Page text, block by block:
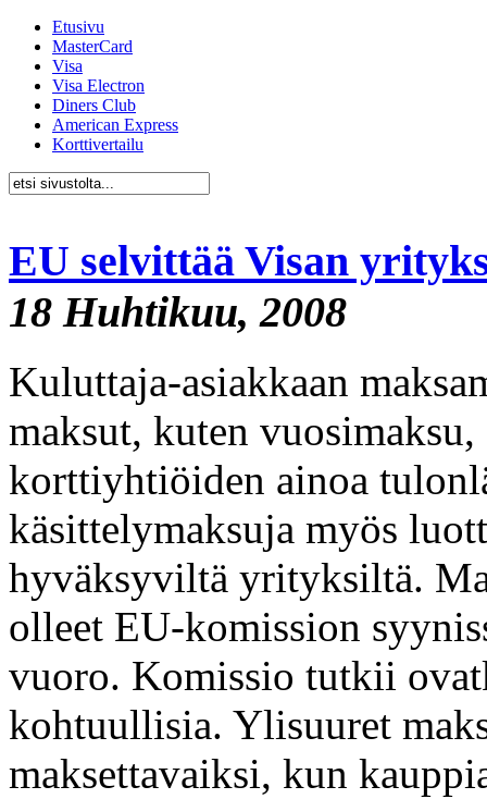
Etusivu
MasterCard
Visa
Visa Electron
Diners Club
American Express
Korttivertailu
EU selvittää Visan
18 Huhtikuu, 2008
Kuluttaja-asiakkaan
maksut, kuten
korttiyhtiöiden ainoa
käsittelymaksuja myös
hyväksyviltä yrityksiltä.
olleet EU-komission
vuoro. Komissio tutkii
kohtuullisia. Ylisuuret
maksettavaiksi, kun